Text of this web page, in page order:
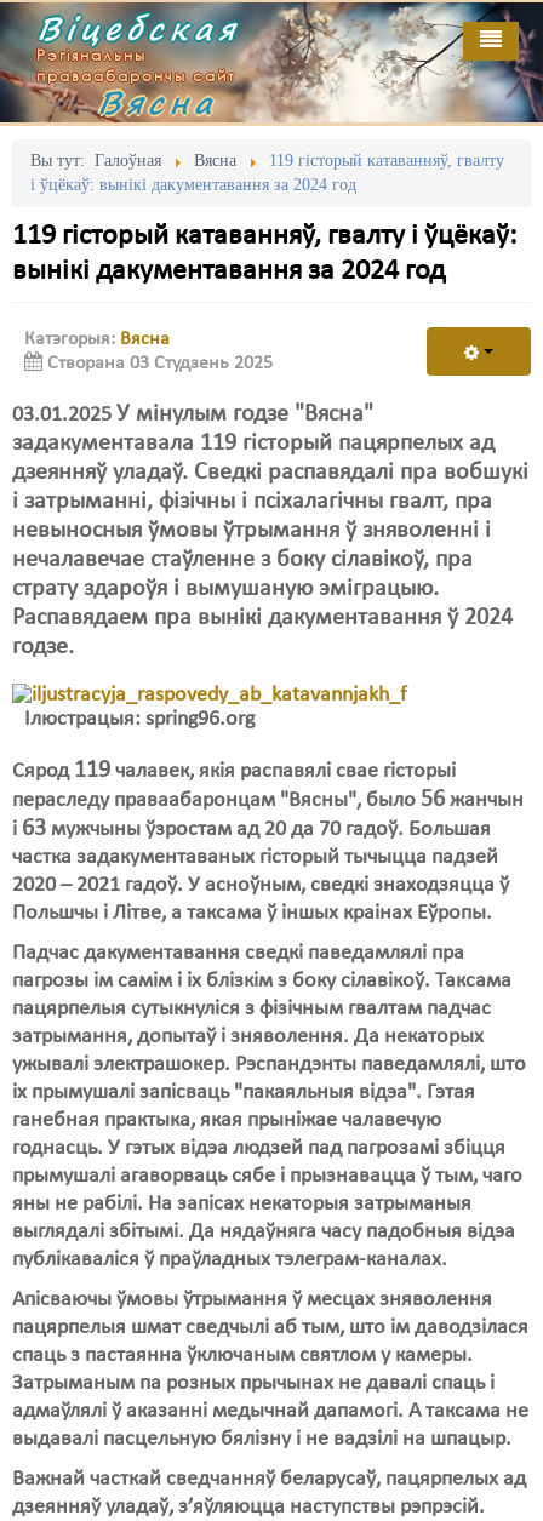
Віцебская
Рэгіянальны
праваабарончы сайт
Вясна
Вы тут: Галоўная Вясна
119 гісторый катаванняў, гвалту
і ўцёкаў: вынікі дакументавання за 2024 год
119 гісторый катаванняў, гвалту і ўцёкаў:
вынікі дакументавання за 2024 год
Катэгорыя: Вясна
Створана 03 Студзень 2025
03.01.2025 У мінулым годзе "Вясна"
задакументавала 119 гісторый пацярпелых ад
дзеянняў уладаў. Сведкі распавядалі пра вобшукі
і затрыманні, фізічны і псіхалагічны гвалт, пра
невыносныя ўмовы ўтрымання ў зняволенні і
нечалавечае стаўленне з боку сілавікоў, пра
страту здароўя і вымушаную эміграцыю.
Распавядаем пра вынікі дакументавання ў 2024
годзе.
Ілюстрацыя: spring96.org
Сярод 119 чалавек, якія распавялі свае гісторыі
пераследу праваабаронцам "Вясны", было 56 жанчын
і 63 мужчыны ўзростам ад 20 да 70 гадоў. Большая
частка задакументаваных гісторый тычыцца падзей
2020 – 2021 гадоў. У асноўным, сведкі знаходзяцца ў
Польшчы і Літве, а таксама ў іншых краінах Еўропы.
Падчас дакументавання сведкі паведамлялі пра
пагрозы ім самім і іх блізкім з боку сілавікоў. Таксама
пацярпелыя сутыкнуліся з фізічным гвалтам падчас
затрымання, допытаў і зняволення. Да некаторых
ужывалі электрашокер. Рэспандэнты паведамлялі, што
іх прымушалі запісваць "пакаяльныя відэа". Гэтая
ганебная практыка, якая прыніжае чалавечую
годнасць. У гэтых відэа людзей пад пагрозамі збіцця
прымушалі агаворваць сябе і прызнавацца ў тым, чаго
яны не рабілі. На запісах некаторыя затрыманыя
выглядалі збітымі. Да нядаўняга часу падобныя відэа
публікаваліся ў праўладных тэлеграм-каналах.
Апісваючы ўмовы ўтрымання ў месцах зняволення
пацярпелыя шмат сведчылі аб тым, што ім даводзілася
спаць з пастаянна ўключаным святлом у камеры.
Затрыманым па розных прычынах не давалі спаць і
адмаўлялі ў аказанні медычнай дапамогі. А таксама не
выдавалі пасцельную бялізну і не вадзілі на шпацыр.
Важнай часткай сведчанняў беларусаў, пацярпелых ад
дзеянняў уладаў, з’яўляюцца наступствы рэпрэсій.
Галоўная
Адміністрацыйны перасьлед
Безбар'ернае асяродзьдзе
Грамадзянскія ініцыятывы
Дыскрымінацыя
Затрыманьні
Карная псыхіятрыя
КПЧ ААН
Культурныя правы
ЛПП
Палітвязьні
Праваабаронцы
Пэнітэнцыярная сыстэма
Распальваньне варожасьці
Свабода слова
Свабода сумленьня
Суд
Сьмяротнае пакараньне
Экалёгія
Правы працоўных
Сацыяльныя правы
Выданьні
RSS